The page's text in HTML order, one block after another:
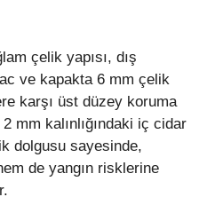
çelik yapısı, dış
ve kapakta 6 mm çelik
karşı üst düzey koruma
mm kalınlığındaki iç cidar
dolgusu sayesinde,
de yangın risklerine